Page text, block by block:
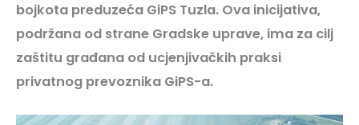
bojkota preduzeća GiPS Tuzla. Ova inicijativa,
podržana od strane Gradske uprave, ima za cilj
zaštitu građana od ucjenjivačkih praksi
privatnog prevoznika GiPS-a.